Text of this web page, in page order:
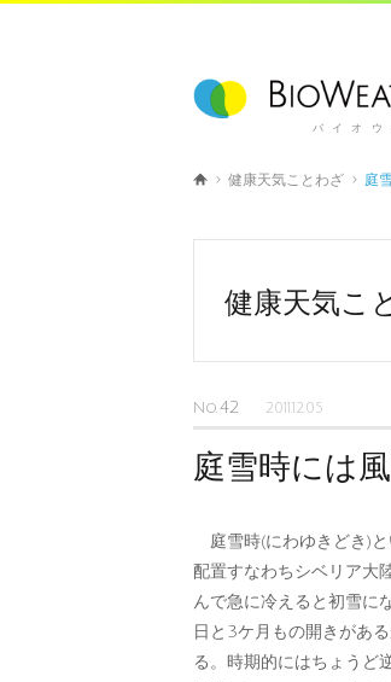
バイオ
健康天気ことわざ 庭
健康天気こ
No.42 2011.12.05
庭雪時には
庭雪時(にわゆきどき)と
配置すなわちシベリア大
んで急に冷えると初雪に
日と3ケ月もの開きがあ
る。時期的にはちょうど